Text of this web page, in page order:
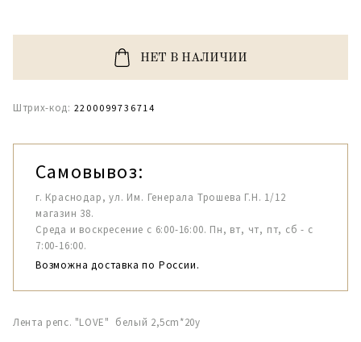
НЕТ В НАЛИЧИИ
Штрих-код: 2200099736714
Самовывоз:
г. Краснодар, ул. Им. Генерала Трошева Г.Н. 1/12
магазин 38.
Среда и воскресение с 6:00-16:00. Пн, вт, чт, пт, сб - с
7:00-16:00.
Возможна доставка по России.
Лента репс. "LOVE" белый 2,5cm*20y